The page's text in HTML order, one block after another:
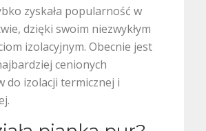
zyskała popularność w
dzięki swoim niezwykłym
izolacyjnym. Obecnie jest
cenionych
do izolacji termicznej i